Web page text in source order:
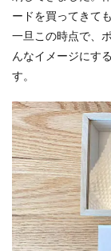
ードを買ってきて
一旦この時点で、
んなイメージにす
す。